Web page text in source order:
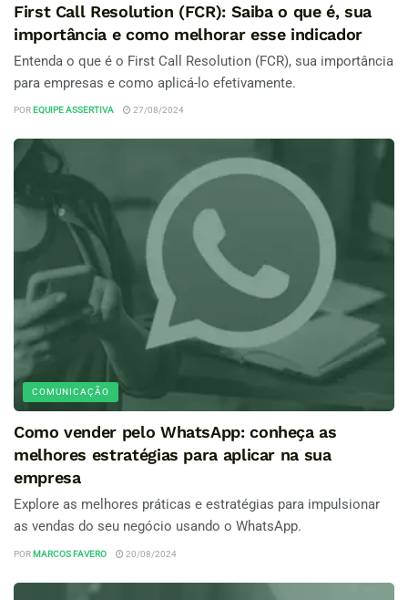
First Call Resolution (FCR): Saiba o que é, sua
importância e como melhorar esse indicador
Entenda o que é o First Call Resolution (FCR), sua importância
para empresas e como aplicá-lo efetivamente.
POR EQUIPE ASSERTIVA 27/08/2024
COMUNICAÇÃO
Como vender pelo WhatsApp: conheça as
melhores estratégias para aplicar na sua
empresa
Explore as melhores práticas e estratégias para impulsionar
as vendas do seu negócio usando o WhatsApp.
POR MARCOS FAVERO 20/08/2024